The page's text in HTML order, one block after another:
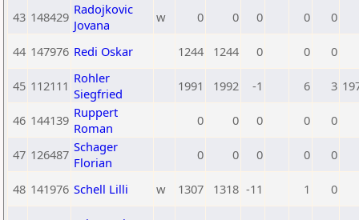
43 148429 Radojkovic
Jovana
w 0 0 0 0 0
44 147976 Redi Oskar 1244 1244 0 0 0
45 112111 Rohler
Siegfried
1991 1992 -1 6 3
46 144139 Ruppert
Roman
0 0 0 0 0
47 126487 Schager
Florian
0 0 0 0 0
48 141976 Schell Lilli w 1307 1318 -11 1 0